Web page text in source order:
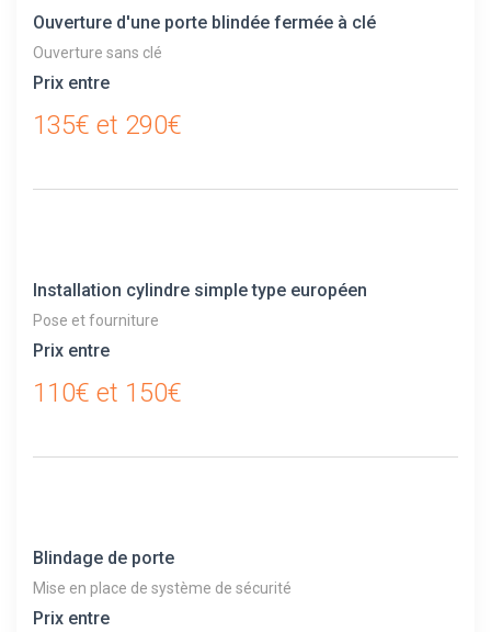
Ouverture d'une porte blindée fermée à clé
Ouverture sans clé
Prix entre
135€ et 290€
Installation cylindre simple type européen
Pose et fourniture
Prix entre
110€ et 150€
Blindage de porte
Mise en place de système de sécurité
Prix entre